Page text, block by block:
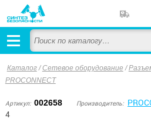
Каталог/Сетевое оборудование /
PROCONNECT
Артикул: 002658 Производитель:
4